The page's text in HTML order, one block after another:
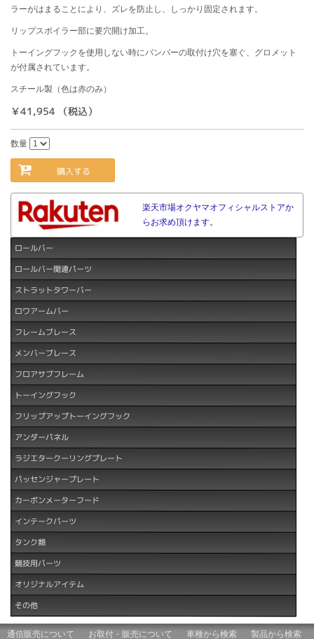
ラーがはまることにより、ズレを防止し、しっかり固定されます。
リップスポイラー部に要穴開け加工。
トーイングフックを使用しない時にバンパーの取付け穴を塞ぐ、グロメット
が付属されています。
スチール製（色は赤のみ）
￥41,954 （税込）
数量
購入する
楽天市場オクヤマオフィシャルストアか
らお求め頂けます。
ロールバー
ロールバー関連パーツ
ストラットタワーバー
ロワアームバー
フレームブレース
メンバーブレース
フロアサブフレーム
トーイングフック
フリップアップトーイングフック
アンダーパネル
ラジエタークーリングプレート
パッセンジャープレート
カーボンメーターフード
インテークパーツ
タンク類
競技用パーツ
オリジナルアイテム
その他
通信販売について お取付・販売について 車種から検索 製品から検索